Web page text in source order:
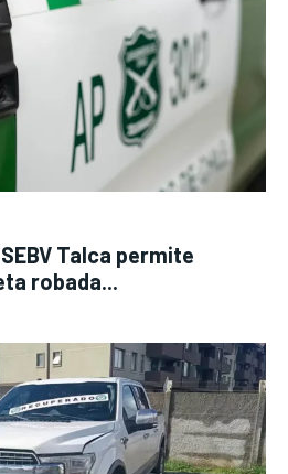
Talca permite
robada...